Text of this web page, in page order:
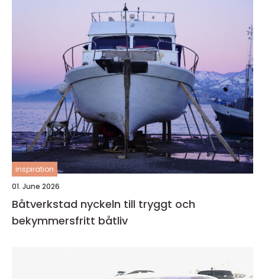
inspiration
01. June 2026
Båtverkstad nyckeln till tryggt och
bekymmersfritt båtliv